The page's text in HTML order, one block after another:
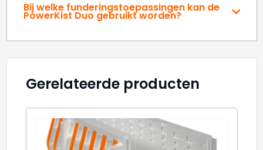
Bij welke funderingstoepassingen kan de
PowerKist Duo gebruikt worden?
Gerelateerde producten